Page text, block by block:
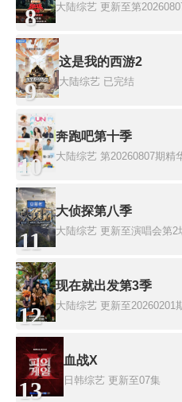
8 大陆综艺 更新至第
9
这是我的西游2
大陆综艺 已完结
10
奔跑吧第十季
大陆综艺 第20260807期精
11
大侦探第八季
大陆综艺 更新至演唱会第2
12
现在就出发第3季
大陆综艺 更新至20260201
13
血战X
日韩综艺 更新至07集